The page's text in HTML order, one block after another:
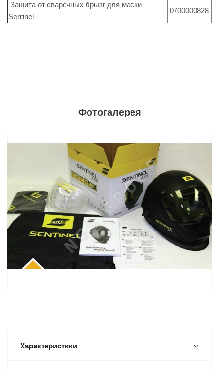
Защита от сварочных брызг для маски
Sentinel
0700000828
Фотогалерея
Характеристики